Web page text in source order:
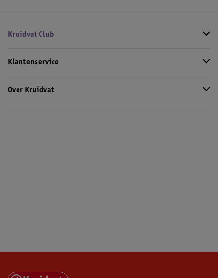
Kruidvat Club
Klantenservice
Over Kruidvat